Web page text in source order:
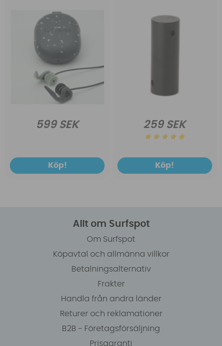
599 SEK
Köp!
259 SEK
Köp!
Allt om Surfspot
Om Surfspot
Köpavtal och allmänna villkor
Betalningsalternativ
Frakter
Handla från andra länder
Returer och reklamationer
B2B - Företagsförsäljning
Prisgaranti